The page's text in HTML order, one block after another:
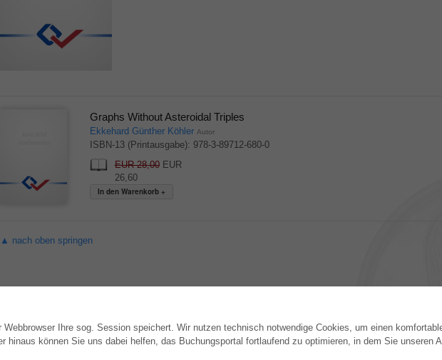
Ihre sog. Session speichert. Wir nutzen technisch notwendige Cookies, um einen
hinaus können Sie uns dabei helfen, das Buchungsportal fortlaufend zu optimieren, in dem Sie unseren
Graphs Without Asteroidal Triples
Ekkehard Günther Köhler Autor
ISBN-13 (Printausgabe): 978-3-89712-680-0
EUR 28,00EUR
26,60
▲ nach oben springen
WEBSHOP AUTOR WERDEN VERLAG